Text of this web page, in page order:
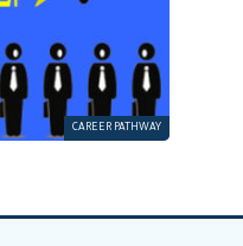
CAREER PATHWAY